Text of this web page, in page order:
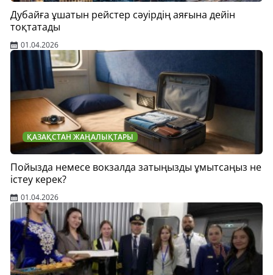
Дубайға ұшатын рейстер сәуірдің аяғына дейін
тоқтатады
01.04.2026
ҚАЗАҚСТАН ЖАҢАЛЫҚТАРЫ
Пойызда немесе вокзалда затыңызды ұмытсаңыз не
істеу керек?
01.04.2026